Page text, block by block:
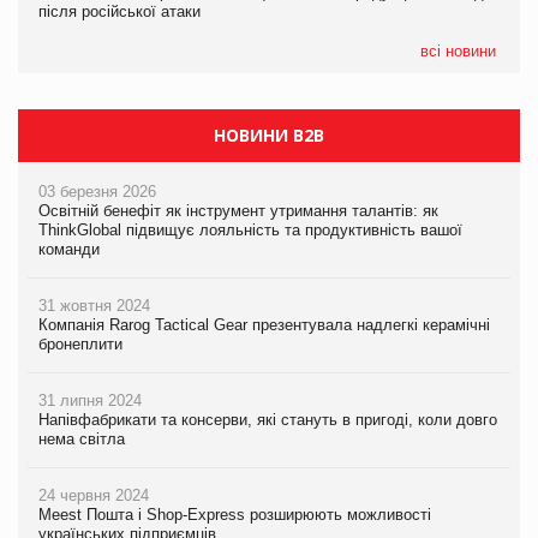
після російської атаки
всі новини
Сергій Лісунов про заморожені хлібобулочні вироби на
після російської атаки
НОВИНИ B2B
03 березня 2026
Освітній бенефіт як інструмент утримання талантів: як
ThinkGlobal підвищує лояльність та продуктивність вашої
команди
31 жовтня 2024
Компанія Rarog Tactical Gear презентувала надлегкі керамічні
бронеплити
31 липня 2024
Напівфабрикати та консерви, які стануть в пригоді, коли довго
нема світла
24 червня 2024
Meest Пошта і Shop-Express розширюють можливості
українських підприємців